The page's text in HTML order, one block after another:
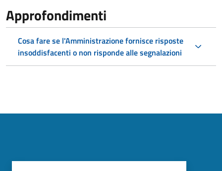
Approfondimenti
Cosa fare se l'Amministrazione fornisce risposte
insoddisfacenti o non risponde alle segnalazioni